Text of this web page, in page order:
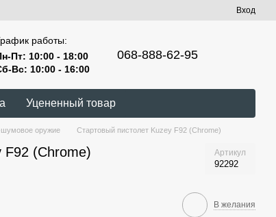
Вход
работы:
Пт: 10:00 - 18:00
Вс: 10:00 - 16:00
068-888-62-95
Уцененный товар
шумовое оружие Стартовый пистолет Kuzey F92 (Chrome)
F92 (Chrome) Артикул
92292
В желания